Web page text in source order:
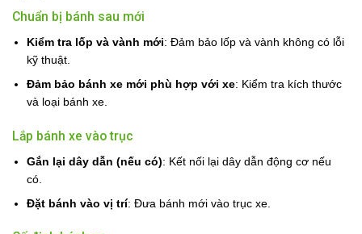
Chuẩn bị bánh sau mới
Kiểm tra lốp và vành mới: Đảm bảo lốp và vành không có lỗi
kỹ thuật.
Đảm bảo bánh xe mới phù hợp với xe: Kiểm tra kích thước
và loại bánh xe.
Lắp bánh xe vào trục
Gắn lại dây dẫn (nếu có): Kết nối lại dây dẫn động cơ nếu
có.
Đặt bánh vào vị trí: Đưa bánh mới vào trục xe.